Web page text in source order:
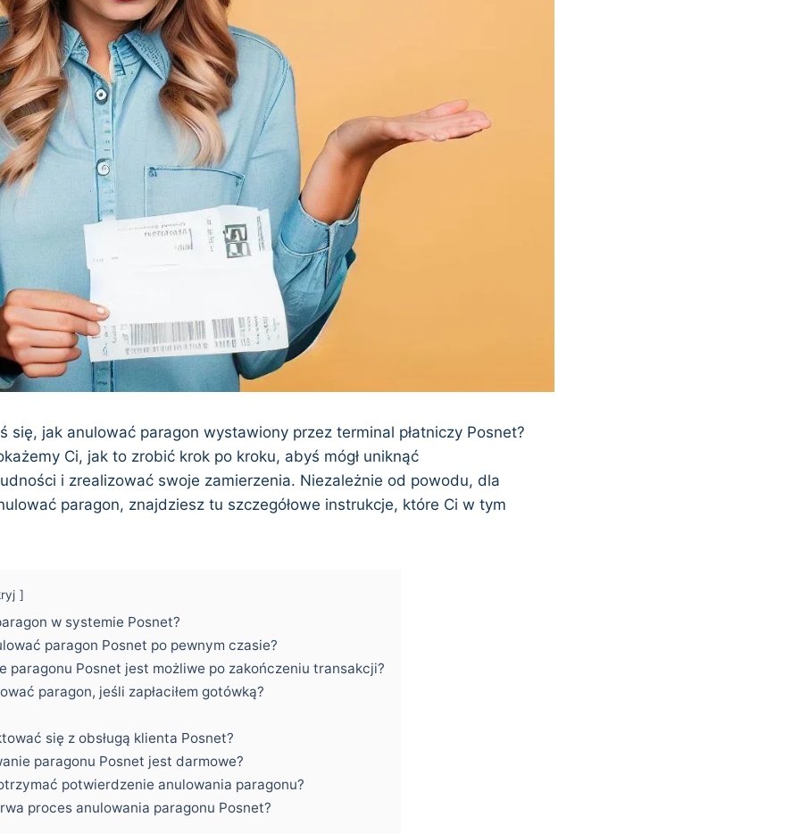
się, jak anulować paragon wystawiony przez terminal płatniczy Posnet?
Ci, jak to zrobić krok po kroku, abyś mógł uniknąć
i zrealizować swoje zamierzenia. Niezależnie od powodu, dla
paragon, znajdziesz tu szczegółowe instrukcje, które Ci w tym
w systemie Posnet?
paragon Posnet po pewnym czasie?
paragonu Posnet jest możliwe po zakończeniu transakcji?
paragon, jeśli zapłaciłem gotówką?
się z obsługą klienta Posnet?
paragonu Posnet jest darmowe?
potwierdzenie anulowania paragonu?
proces anulowania paragonu Posnet?